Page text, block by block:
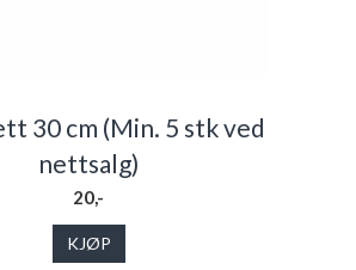
30 cm (Min. 5 stk ved
nettsalg)
20,-
KJØP